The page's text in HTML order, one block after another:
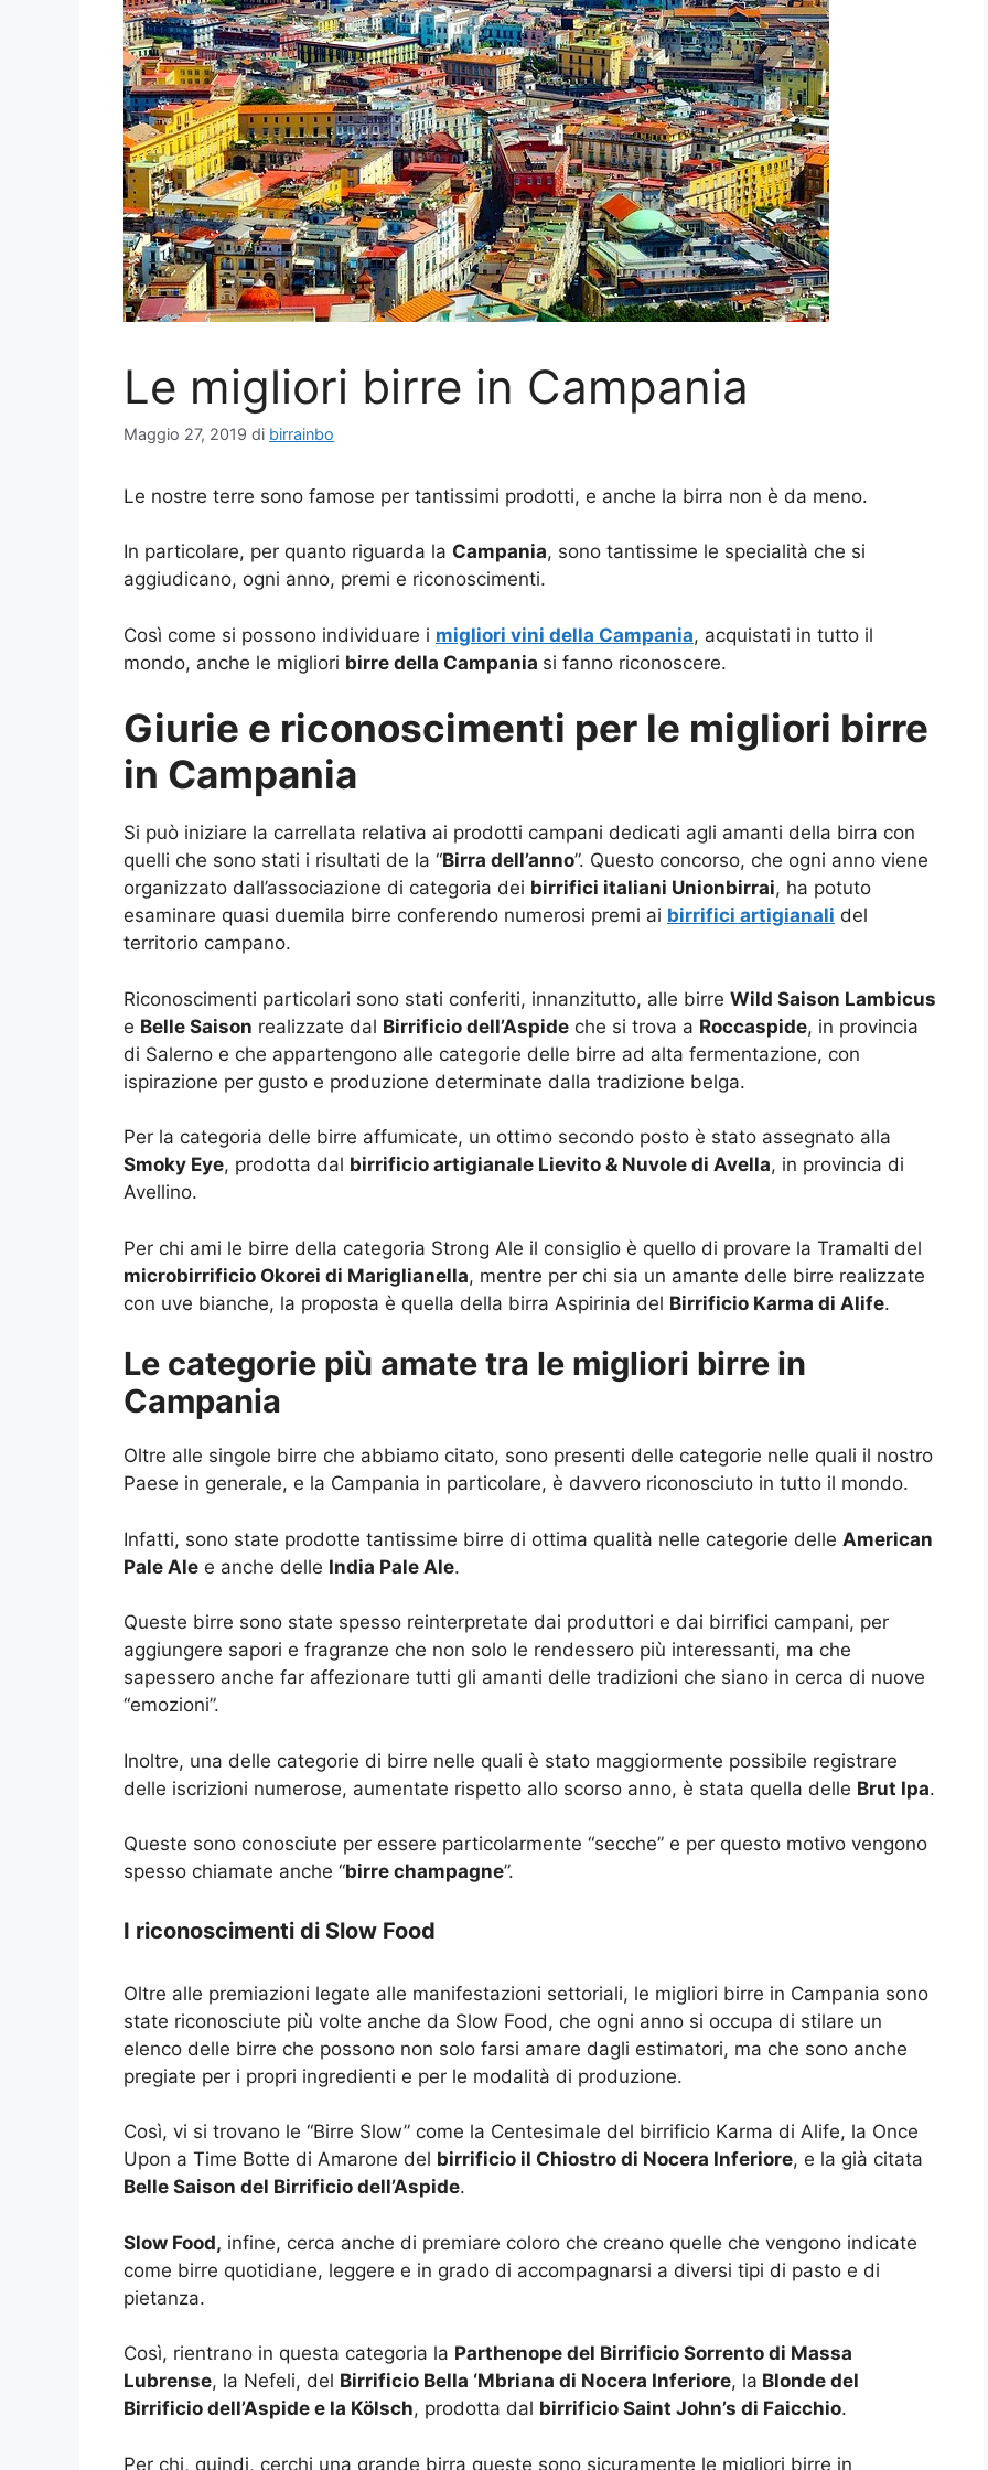
Le migliori birre in Campania
Maggio 27, 2019 di birrainbo
Le nostre terre sono famose per tantissimi prodotti, e anche la birra non è da meno.
In particolare, per quanto riguarda la Campania, sono tantissime le specialità che si
aggiudicano, ogni anno, premi e riconoscimenti.
Così come si possono individuare i migliori vini della Campania, acquistati in tutto il
mondo, anche le migliori birre della Campania si fanno riconoscere.
Giurie e riconoscimenti per le migliori birre
in Campania
Si può iniziare la carrellata relativa ai prodotti campani dedicati agli amanti della birra con
quelli che sono stati i risultati de la “Birra dell’anno”. Questo concorso, che ogni anno viene
organizzato dall’associazione di categoria dei birrifici italiani Unionbirrai, ha potuto
esaminare quasi duemila birre conferendo numerosi premi ai birrifici artigianali del
territorio campano.
Riconoscimenti particolari sono stati conferiti, innanzitutto, alle birre Wild Saison Lambicus
e Belle Saison realizzate dal Birrificio dell’Aspide che si trova a Roccaspide, in provincia
di Salerno e che appartengono alle categorie delle birre ad alta fermentazione, con
ispirazione per gusto e produzione determinate dalla tradizione belga.
Per la categoria delle birre affumicate, un ottimo secondo posto è stato assegnato alla
Smoky Eye, prodotta dal birrificio artigianale Lievito & Nuvole di Avella, in provincia di
Avellino.
Per chi ami le birre della categoria Strong Ale il consiglio è quello di provare la Tramalti del
microbirrificio Okorei di Mariglianella, mentre per chi sia un amante delle birre realizzate
con uve bianche, la proposta è quella della birra Aspirinia del Birrificio Karma di Alife.
Le categorie più amate tra le migliori birre in
Campania
Oltre alle singole birre che abbiamo citato, sono presenti delle categorie nelle quali il nostro
Paese in generale, e la Campania in particolare, è davvero riconosciuto in tutto il mondo.
Infatti, sono state prodotte tantissime birre di ottima qualità nelle categorie delle American
Pale Ale e anche delle India Pale Ale.
Queste birre sono state spesso reinterpretate dai produttori e dai birrifici campani, per
aggiungere sapori e fragranze che non solo le rendessero più interessanti, ma che
sapessero anche far affezionare tutti gli amanti delle tradizioni che siano in cerca di nuove
“emozioni”.
Inoltre, una delle categorie di birre nelle quali è stato maggiormente possibile registrare
delle iscrizioni numerose, aumentate rispetto allo scorso anno, è stata quella delle Brut Ipa.
Queste sono conosciute per essere particolarmente “secche” e per questo motivo vengono
spesso chiamate anche “birre champagne”.
I riconoscimenti di Slow Food
Oltre alle premiazioni legate alle manifestazioni settoriali, le migliori birre in Campania sono
state riconosciute più volte anche da Slow Food, che ogni anno si occupa di stilare un
elenco delle birre che possono non solo farsi amare dagli estimatori, ma che sono anche
pregiate per i propri ingredienti e per le modalità di produzione.
Così, vi si trovano le “Birre Slow” come la Centesimale del birrificio Karma di Alife, la Once
Upon a Time Botte di Amarone del birrificio il Chiostro di Nocera Inferiore, e la già citata
Belle Saison del Birrificio dell’Aspide.
Slow Food, infine, cerca anche di premiare coloro che creano quelle che vengono indicate
come birre quotidiane, leggere e in grado di accompagnarsi a diversi tipi di pasto e di
pietanza.
Così, rientrano in questa categoria la Parthenope del Birrificio Sorrento di Massa
Lubrense, la Nefeli, del Birrificio Bella ‘Mbriana di Nocera Inferiore, la Blonde del
Birrificio dell’Aspide e la Kölsch, prodotta dal birrificio Saint John’s di Faicchio.
Per chi, quindi, cerchi una grande birra queste sono sicuramente le migliori birre in